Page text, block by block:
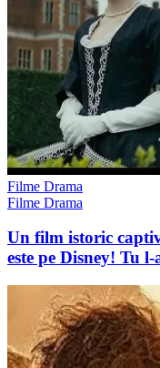
Filme Drama
Filme Drama
Un film istoric
este pe Disney! Tu